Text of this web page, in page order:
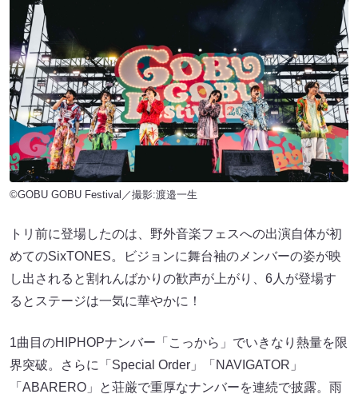
©GOBU GOBU Festival／撮影:渡邉一生
トリ前に登場したのは、野外音楽フェスへの出演自体が初
めてのSixTONES。ビジョンに舞台袖のメンバーの姿が映
し出されると割れんばかりの歓声が上がり、6人が登場す
るとステージは一気に華やかに！
1曲目のHIPHOPナンバー「こっから」でいきなり熱量を限
界突破。さらに「Special Order」「NAVIGATOR」
「ABARERO」と荘厳で重厚なナンバーを連続で披露。雨